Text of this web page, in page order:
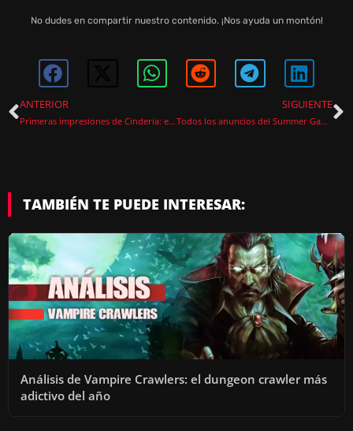
No dudes en compartir nuestro contenido. ¡Nos ayuda un montón!
ANTERIOR
Primeras impresiones de Cinderia: el acceso anticipado que no esperaba
SIGUIENTE
Todos los anuncios del Summer Game Fest 2026, del primero al último bombazo
TAMBIÉN TE PUEDE INTERESAR:
Análisis de Vampire Crawlers: el dungeon crawler más
adictivo del año